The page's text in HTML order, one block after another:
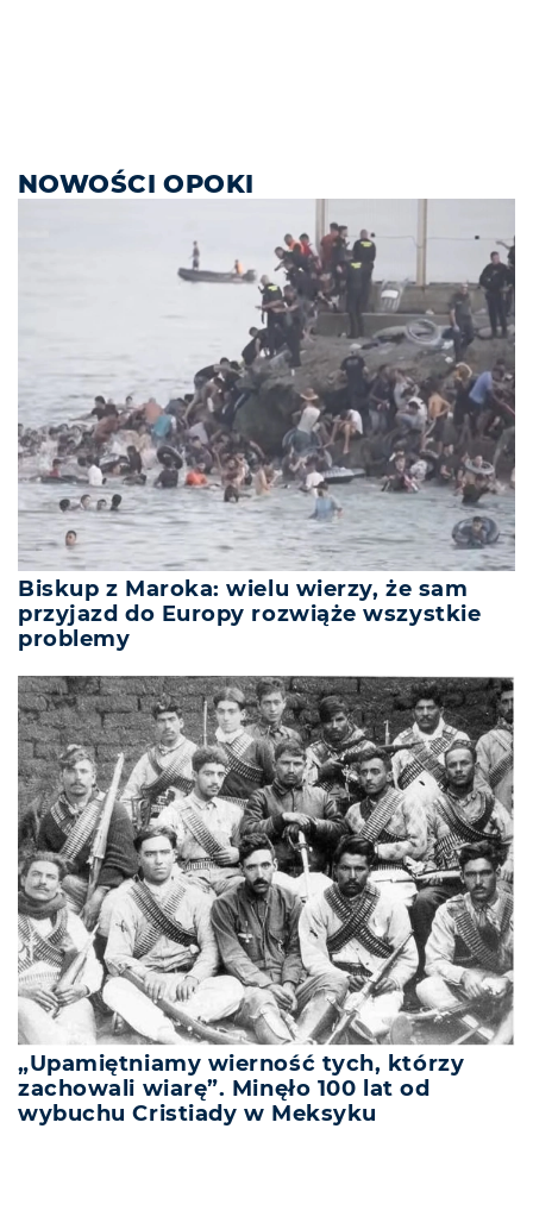
NOWOŚCI OPOKI
Biskup z Maroka: wielu wierzy, że sam
przyjazd do Europy rozwiąże wszystkie
problemy
„Upamiętniamy wierność tych, którzy
zachowali wiarę”. Minęło 100 lat od
wybuchu Cristiady w Meksyku